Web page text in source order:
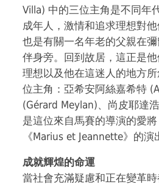
Villa) 中的三位主角是不同年
成年人，激情和追求理想對
也是有關一名年老的父親在
伴身旁。回到故居，這正是
理想以及他在這迷人的地方
位主角：亞希安阿絲嘉希特
(Gérard Meylan)、尚皮耶達
是這位來自馬賽的導演的愛
《Marius et Jeannette》的演
成就輝煌的命運
當社會充滿疑慮和正在變革